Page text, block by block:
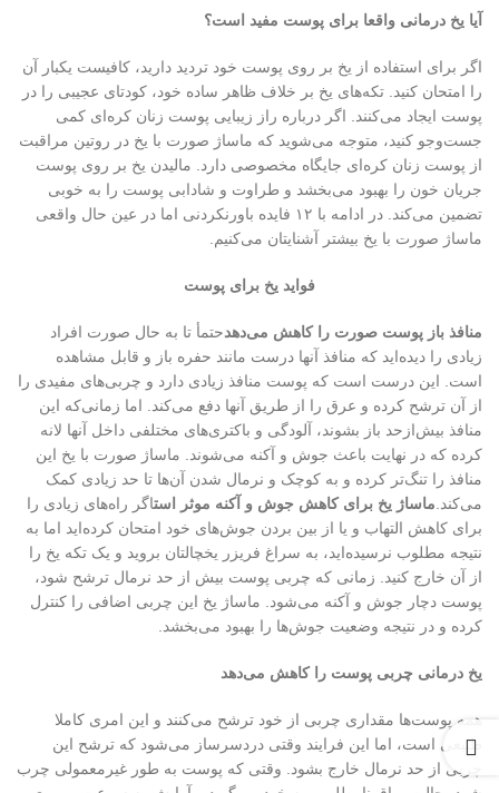
آیا یخ درمانی واقعا برای پوست مفید است؟
اگر برای استفاده از یخ بر روی پوست خود تردید دارید، کافیست یکبار آن
را امتحان کنید. تکه‌های یخ بر خلاف ظاهر ساده خود، کودتای عجیبی را در
پوست ایجاد می‌کنند. اگر درباره راز زیبایی پوست زنان کره‌ای کمی
جست‌وجو کنید، متوجه می‌شوید که ماساژ صورت با یخ در روتین مراقبت
از پوست زنان کره‌ای جایگاه مخصوصی دارد. مالیدن یخ بر روی پوست
جریان خون را بهبود می‌بخشد و طراوت و شادابی پوست را به خوبی
تضمین می‌کند. در ادامه با ۱۲ فایده باورنکردنی اما در عین حال واقعی
ماساژ صورت با یخ بیشتر آشنایتان می‌کنیم.
فواید یخ برای پوست
منافذ باز پوست صورت را کاهش می‌دهدحتمأ تا به حال صورت افراد
زیادی را دیده‌اید که منافذ آنها درست مانند حفره باز و قابل مشاهده
است. این درست است که پوست منافذ زیادی دارد و چربی‌های مفیدی را
از آن ترشح کرده و عرق را از طریق آنها دفع می‌کند. اما زمانی‌که این
منافذ بیش‌ازحد باز بشوند، آلودگی و باکتری‌های مختلفی داخل آنها لانه
کرده که در نهایت باعث جوش و آکنه می‌شوند. ماساژ صورت با یخ این
منافذ را تنگ‌تر کرده و به کوچک و نرمال شدن آن‌ها تا حد زیادی کمک
می‌کند.ماساژ یخ برای کاهش جوش و آکنه موثر استاگر راه‌های زیادی را
برای کاهش التهاب و یا از بین بردن جوش‌های خود امتحان کرده‌اید اما به
نتیجه مطلوب نرسیده‌اید، به سراغ فریزر یخچالتان بروید و یک تکه یخ را
از آن خارج کنید. زمانی که چربی پوست بیش از حد نرمال ترشح شود،
پوست دچار جوش و آکنه می‌شود. ماساژ یخ این چربی اضافی را کنترل
کرده و در نتیجه وضعیت جوش‌ها را بهبود می‌بخشد.
یخ درمانی چربی پوست را کاهش می‌دهد
همه پوست‌ها مقداری چربی از خود ترشح می‌کنند و این امری کاملا
طبیعی است، اما این فرایند وقتی دردسرساز می‌شود که ترشح این
چربی از حد نرمال خارج بشود. وقتی که پوست به طور غیرمعمولی چرب